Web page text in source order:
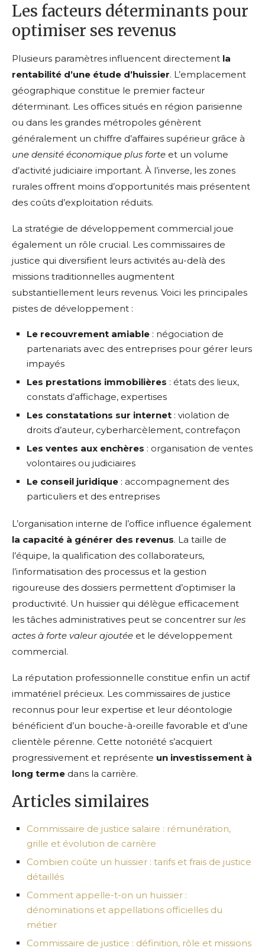
Les facteurs déterminants pour
optimiser ses revenus
Plusieurs paramètres influencent directement la
rentabilité d’une étude d’huissier. L’emplacement
géographique constitue le premier facteur
déterminant. Les offices situés en région parisienne
ou dans les grandes métropoles génèrent
généralement un chiffre d’affaires supérieur grâce à
une densité économique plus forte et un volume
d’activité judiciaire important. À l’inverse, les zones
rurales offrent moins d’opportunités mais présentent
des coûts d’exploitation réduits.
La stratégie de développement commercial joue
également un rôle crucial. Les commissaires de
justice qui diversifient leurs activités au-delà des
missions traditionnelles augmentent
substantiellement leurs revenus. Voici les principales
pistes de développement :
Le recouvrement amiable : négociation de
partenariats avec des entreprises pour gérer leurs
impayés
Les prestations immobilières : états des lieux,
constats d’affichage, expertises
Les constatations sur internet : violation de
droits d’auteur, cyberharcèlement, contrefaçon
Les ventes aux enchères : organisation de ventes
volontaires ou judiciaires
Le conseil juridique : accompagnement des
particuliers et des entreprises
L’organisation interne de l’office influence également
la capacité à générer des revenus. La taille de
l’équipe, la qualification des collaborateurs,
l’informatisation des processus et la gestion
rigoureuse des dossiers permettent d’optimiser la
productivité. Un huissier qui délègue efficacement
les tâches administratives peut se concentrer sur les
actes à forte valeur ajoutée et le développement
commercial.
La réputation professionnelle constitue enfin un actif
immatériel précieux. Les commissaires de justice
reconnus pour leur expertise et leur déontologie
bénéficient d’un bouche-à-oreille favorable et d’une
clientèle pérenne. Cette notoriété s’acquiert
progressivement et représente un investissement à
long terme dans la carrière.
Articles similaires
Commissaire de justice salaire : rémunération,
grille et évolution de carrière
Combien coûte un huissier : tarifs et frais de justice
détaillés
Comment appelle-t-on un huissier :
dénominations et appellations officielles du
métier
Commissaire de justice : définition, rôle et missions